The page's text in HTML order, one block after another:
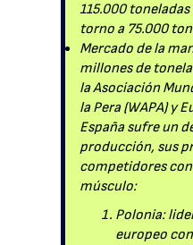
115.000
torno a 75.000
Mercado de la
millones de
la Asociación
la Pera (WAPA) y
España sufre un
producción, sus
competidores
músculo:
Polonia:
europeo